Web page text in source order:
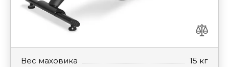
Вес маховика
15 кг